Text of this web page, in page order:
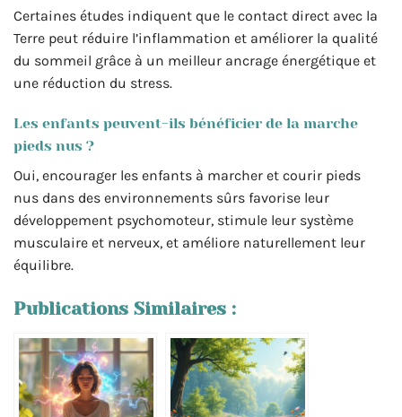
Certaines études indiquent que le contact direct avec la
Terre peut réduire l’inflammation et améliorer la qualité
du sommeil grâce à un meilleur ancrage énergétique et
une réduction du stress.
Les enfants peuvent-ils bénéficier de la marche
pieds nus ?
Oui, encourager les enfants à marcher et courir pieds
nus dans des environnements sûrs favorise leur
développement psychomoteur, stimule leur système
musculaire et nerveux, et améliore naturellement leur
équilibre.
Publications Similaires :